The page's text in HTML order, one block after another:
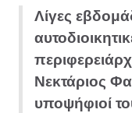
Λίγες
Νεκτάριος
υποψήφιοί